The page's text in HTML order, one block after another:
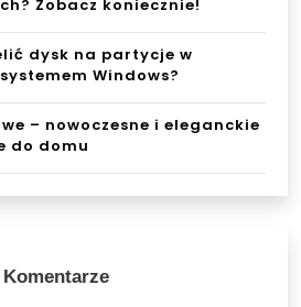
Zobacz koniecznie!
dysk na partycje w
Windows?
– nowoczesne i eleganckie
do domu
Komentarze